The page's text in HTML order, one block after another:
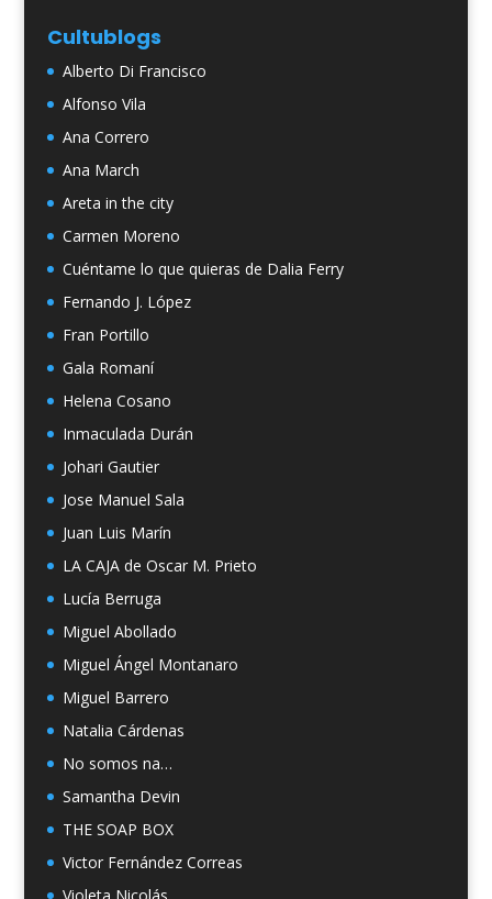
Cultublogs
Alberto Di Francisco
Alfonso Vila
Ana Correro
Ana March
Areta in the city
Carmen Moreno
Cuéntame lo que quieras de Dalia Ferry
Fernando J. López
Fran Portillo
Gala Romaní
Helena Cosano
Inmaculada Durán
Johari Gautier
Jose Manuel Sala
Juan Luis Marín
LA CAJA de Oscar M. Prieto
Lucía Berruga
Miguel Abollado
Miguel Ángel Montanaro
Miguel Barrero
Natalia Cárdenas
No somos na…
Samantha Devin
THE SOAP BOX
Victor Fernández Correas
Violeta Nicolás